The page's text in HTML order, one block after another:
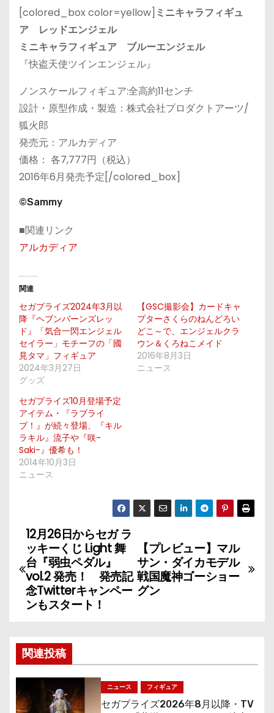
[colored_box color=yellow] ミニキャラフィギュ
ア レッドエンジェル
ミニキャラフィギュア ブルーエンジェル
『快盗天使ツインエンジェル』
ノンスケールフィギュア:全高約11センチ
設計・原型作成・製造：株式会社プロダクトアーツ/
狐火郎
発売元：アルカディア
価格： 各7,777円（税込）
2016年6月発売予定[/colored_box]
©Sammy
■関連リンク
アルカディア
関連
セガプライズ2024年3月以
降『ヘブンバーンズレッ
ド』「気合一閃エンジェル
セイラー」モチーフの「國
見タマ」フィギュア
2024年3月27日
グッズ
【GSC撮影会】カードキャ
プターさくらのねんどろい
どこ～で、エンジェルクラ
ウン＆くろねこメイド
2016年8月3日
ニュース
セガプライズ10月登場予定
アイテム・『ラブライ
ブ！』が続々登場、『キル
ラキル』流子や『咲-
Saki-』優希も！
2014年10月3日
ニュース
投
稿
ナ
ビ
ゲ
ー
シ
【プレビュー】マル
サン・ダイカモデル
戦国魔神ゴーショー
グン
12月26日からセガ ラ
ッキーくじ Light 舞
台『弱虫ペダル』
vol.2 発売！ 発売記
念Twitterキャンペー
ンもスタート！
関連投稿
ニュース フィギュア
セガプライズ2026年8月以降・TV